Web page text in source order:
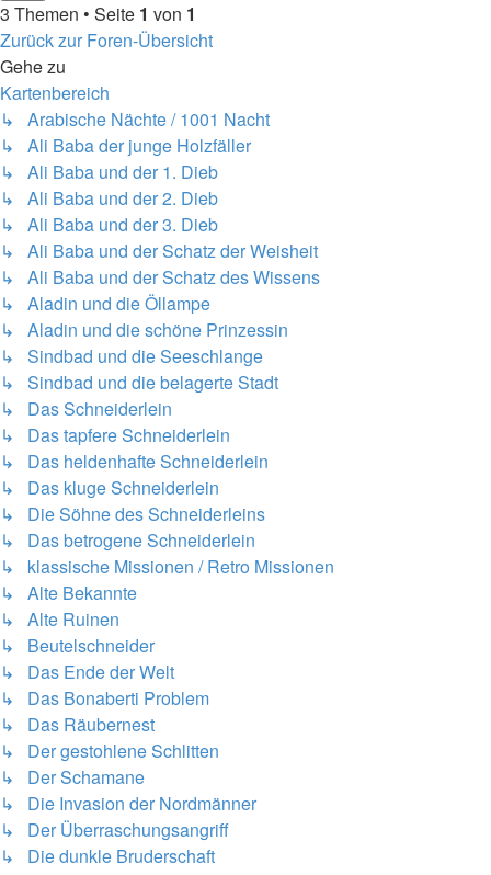
3 Themen • Seite 1 von 1
Zurück zur Foren-Übersicht
Gehe zu
Kartenbereich
↳ Arabische Nächte / 1001 Nacht
↳ Ali Baba der junge Holzfäller
↳ Ali Baba und der 1. Dieb
↳ Ali Baba und der 2. Dieb
↳ Ali Baba und der 3. Dieb
↳ Ali Baba und der Schatz der Weisheit
↳ Ali Baba und der Schatz des Wissens
↳ Aladin und die Öllampe
↳ Aladin und die schöne Prinzessin
↳ Sindbad und die Seeschlange
↳ Sindbad und die belagerte Stadt
↳ Das Schneiderlein
↳ Das tapfere Schneiderlein
↳ Das heldenhafte Schneiderlein
↳ Das kluge Schneiderlein
↳ Die Söhne des Schneiderleins
↳ Das betrogene Schneiderlein
↳ klassische Missionen / Retro Missionen
↳ Alte Bekannte
↳ Alte Ruinen
↳ Beutelschneider
↳ Das Ende der Welt
↳ Das Bonaberti Problem
↳ Das Räubernest
↳ Der gestohlene Schlitten
↳ Der Schamane
↳ Die Invasion der Nordmänner
↳ Der Überraschungsangriff
↳ Die dunkle Bruderschaft